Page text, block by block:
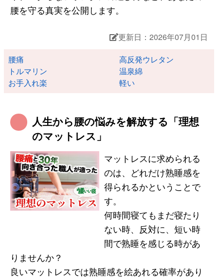
腰を守る真実を公開します。
更新日：2026年07月01日
腰痛
高反発ウレタン
トルマリン
温泉綿
お手入れ楽
軽い
人生から腰の悩みを解放する「理想
のマットレス」
マットレスに求められる
のは、どれだけ熟睡感を
得られるかということで
す。
何時間寝てもまだ寝たり
ない時、反対に、短い時
間で熟睡を感じる時があ
りませんか？
良いマットレスでは熟睡感を絵あれる確率があり